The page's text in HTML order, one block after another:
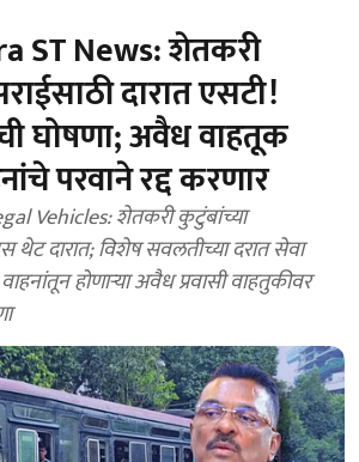
ST News: शेतकरी
दारात एसटी!
घोषणा; अवैध वाहतूक
परवाने रद्द करणार
Vehicles: शेतकरी कुटुंबांच्या
थेट दारात; विशेष सवलतीच्या दरात सेवा
होणाऱ्या अवैध प्रवासी वाहतुकीवर